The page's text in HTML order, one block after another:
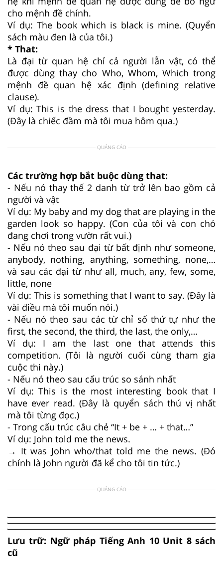
cho mệnh đề chính.
Ví dụ: The book which is black is mine. (Quyển
sách màu đen là của tôi.)
* That:
Là đại từ quan hệ chỉ cả người lẫn vật, có thể
được dùng thay cho Who, Whom, Which trong
mệnh đề quan hệ xác định (defining relative
clause).
Ví dụ: This is the dress that I bought yesterday.
(Đây là chiếc đầm mà tôi mua hôm qua.)
QUẢNG CÁO
Các trường hợp bắt buộc dùng that:
- Nếu nó thay thế 2 danh từ trở lên bao gồm cả
người và vật
Ví dụ: My baby and my dog that are playing in the
garden look so happy. (Con của tôi và con chó
đang chơi trong vườn rất vui.)
- Nếu nó theo sau đại từ bất định như someone,
anybody, nothing, anything, something, none,…
và sau các đại từ như all, much, any, few, some,
little, none
Ví dụ: This is something that I want to say. (Đây là
vài điều mà tôi muốn nói.)
- Nếu nó theo sau các từ chỉ số thứ tự như the
first, the second, the third, the last, the only,…
Ví dụ: I am the last one that attends this
competition. (Tôi là người cuối cùng tham gia
cuộc thi này.)
- Nếu nó theo sau cấu trúc so sánh nhất
Ví dụ: This is the most interesting book that I
have ever read. (Đây là quyển sách thú vị nhất
mà tôi từng đọc.)
- Trong cấu trúc câu chẻ “It + be + … + that…”
Ví dụ: John told me the news.
→ It was John who/that told me the news. (Đó
chính là John người đã kể cho tôi tin tức.)
QUẢNG CÁO
Lưu trữ: Ngữ pháp Tiếng Anh 10 Unit 8 sách
cũ